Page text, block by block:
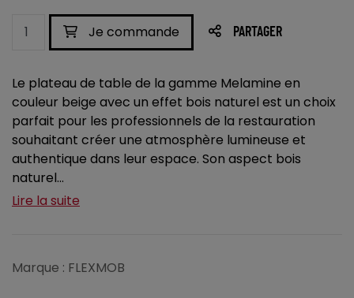
Je commande PARTAGER
Le plateau de table de la gamme Melamine en
couleur beige avec un effet bois naturel est un choix
parfait pour les professionnels de la restauration
souhaitant créer une atmosphère lumineuse et
authentique dans leur espace. Son aspect bois
naturel...
Lire la suite
Marque : FLEXMOB